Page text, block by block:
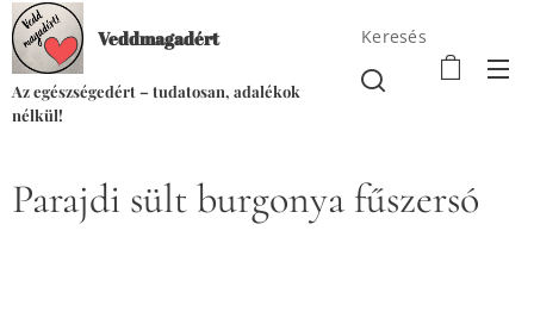
Veddmagadért
Az egészségedért – tudatosan, adalékok
nélkül!
Keresés
Parajdi sült burgonya fűszersó